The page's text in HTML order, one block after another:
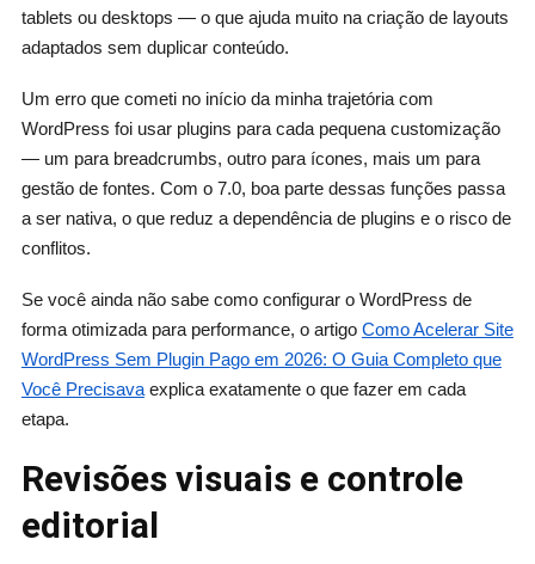
tablets ou desktops — o que ajuda muito na criação de layouts
adaptados sem duplicar conteúdo.
Um erro que cometi no início da minha trajetória com
WordPress foi usar plugins para cada pequena customização
— um para breadcrumbs, outro para ícones, mais um para
gestão de fontes. Com o 7.0, boa parte dessas funções passa
a ser nativa, o que reduz a dependência de plugins e o risco de
conflitos.
Se você ainda não sabe como configurar o WordPress de
forma otimizada para performance, o artigo Como Acelerar Site
WordPress Sem Plugin Pago em 2026: O Guia Completo que
Você Precisavaexplica exatamente o que fazer em cada
etapa.
Revisões visuais e controle
editorial